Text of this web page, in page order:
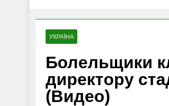
УКРАЇНА
Болельщики
директору
(Видео)